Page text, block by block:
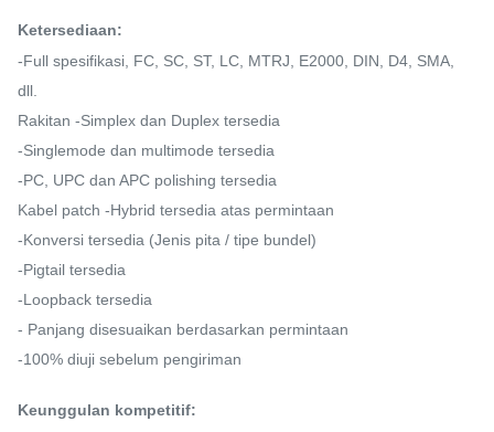
Ketersediaan:
-Full spesifikasi, FC, SC, ST, LC, MTRJ, E2000, DIN, D4, SMA,
dll.
Rakitan -Simplex dan Duplex tersedia
-Singlemode dan multimode tersedia
-PC, UPC dan APC polishing tersedia
Kabel patch -Hybrid tersedia atas permintaan
-Konversi tersedia (Jenis pita / tipe bundel)
-Pigtail tersedia
-Loopback tersedia
- Panjang disesuaikan berdasarkan permintaan
-100% diuji sebelum pengiriman
Keunggulan kompetitif: